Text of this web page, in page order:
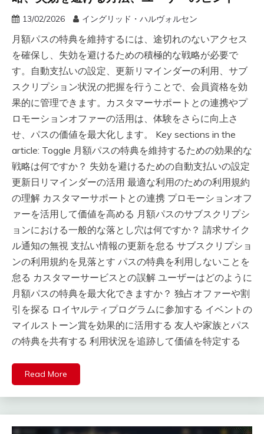
13/02/2026 イングリッド・ハルヴォルセン
月額パスの特典を維持するには、途切れのないアクセス
を確保し、失効を避けるための積極的な戦略が必要で
す。自動支払いの設定、更新リマインダーの利用、サブ
スクリプション状況の把握を行うことで、会員資格を効
果的に管理できます。カスタマーサポートとの連携やプ
ロモーションオファーの活用は、体験をさらに向上さ
せ、パスの価値を最大化します。 Key sections in the
article: Toggle 月額パスの特典を維持するための効果的な
戦略は何ですか？ 失効を避けるための自動支払いの設定
更新日リマインダーの活用 最適な利用のための利用規約
の理解 カスタマーサポートとの連携 プロモーションオフ
ァーを活用して価値を高める 月額パスのサブスクリプシ
ョンにおける一般的な落とし穴は何ですか？ 請求サイク
ル通知の無視 支払い情報の更新を怠る サブスクリプショ
ンの利用規約を見落とす パスの特典を利用しないことを
怠る カスタマーサービスとの誤解 ユーザーはどのように
月額パスの特典を最大化できますか？ 独占オファーや割
引を探る ロイヤルティプログラムに参加する イベントの
マイルストーン賞を効果的に活用する 友人や家族とパス
の特典を共有する 利用状況を追跡して価値を特定する
Read More